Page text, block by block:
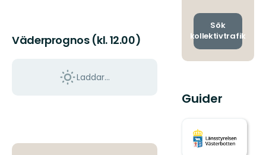
Väderprognos (kl. 12.00)
Laddar...
och
Sök
kollektivtrafik
Guider